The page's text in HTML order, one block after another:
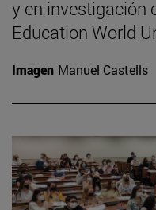
y en investigación
Education World
Imagen Manuel Castells